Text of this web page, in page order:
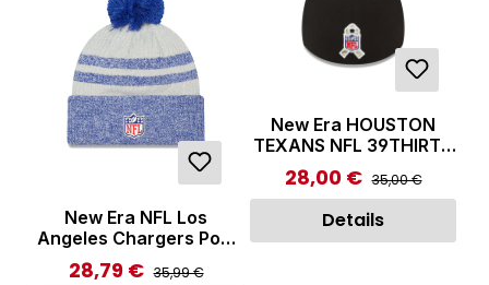
New Era NFL Los
Angeles Chargers Pom
Knit Beanie Blue
Verkaufspreis:
28,79 € Regulärer Preis:
35,99 €
New Era HOUSTON
TEXANS NFL 39THIRTY
Stretch Fit Cap Black/
Dark Blue
Verkaufspreis:
28,00 € Regulärer Preis:
35,00 €
Details